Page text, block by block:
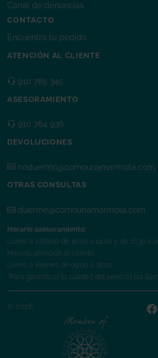
Canal de denuncias
CONTACTO
Encuentra tu pedido
ATENCIÓN AL CLIENTE
910 785 345
ASESORAMIENTO
910 784 936
DEVOLUCIONES
noduermo@comounamarmota.com
OTRAS CONSULTAS
duerme@comounamarmota.com
Horario asesoramiento:
Lunes a sábado de 10:00 a 14:00 y de 16:30 a
Horario atención al cliente:
Lunes a viernes de 09:00 a 18:00
*Para garantizar la calidad del servicio las
© 2026